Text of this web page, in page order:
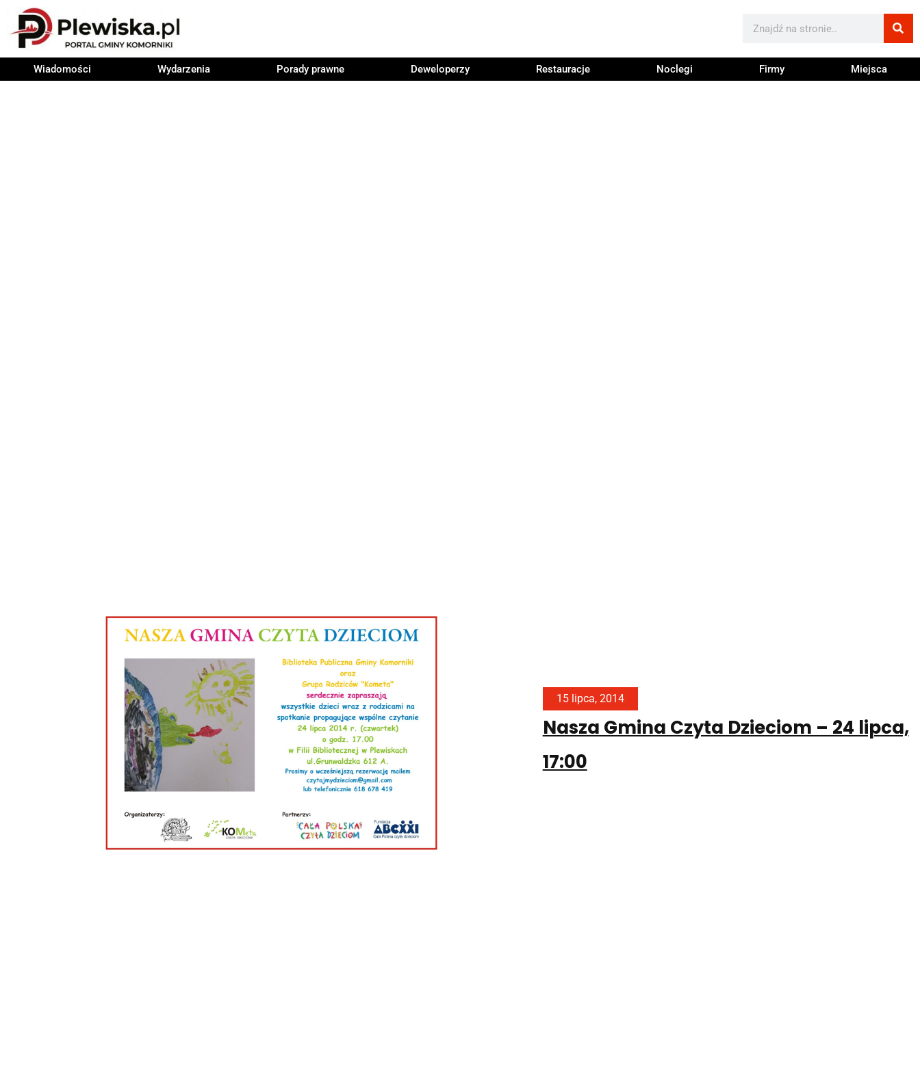
Wiadomości Wydarzenia Porady prawne Deweloperzy Restauracje Noclegi Firmy Miejsca
15 lipca, 2014
Nasza Gmina Czyta Dzieciom – 24 lipca,
17:00